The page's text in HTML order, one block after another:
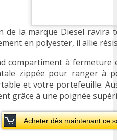
de la marque Diesel ravira
en polyester, il allie
compartiment à fermeture
zippée pour ranger à
et votre portefeuille.
grâce à une poignée
Acheter dès maintenant ce